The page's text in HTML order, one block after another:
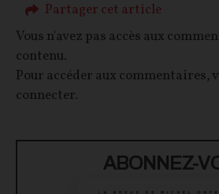
Partager cet article
Vous n'avez pas accès aux
contenu.
Pour accéder aux commentaires,
connecter.
ABONNEZ-